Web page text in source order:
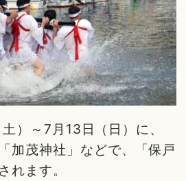
）～7月13日（日）に、
加茂神社」などで、「保戸
れます。